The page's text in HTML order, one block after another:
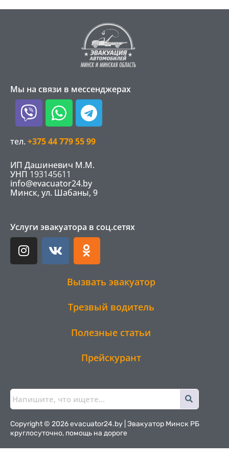
Мы на связи в мессенджерах
ViberWhatsapp
Telegram
тел. +375 44 779 55 99
ИП Дашиневич М.М.
УНП 193145611
info@evacuator24.by
Минск, ул. Шабаны, 9
Услуги эвакуатора в соц.сетях
I
n
s
V
k
O
d
n
o
l
a
s
s
n
i
i
Вызвать эвакуатор
Трезвый водитель
Полезные статьи
Прейскурант
Copyright © 2026 evacuator24.by | Эвакуатор Минск РБ
круглосуточно, помощь на дороге